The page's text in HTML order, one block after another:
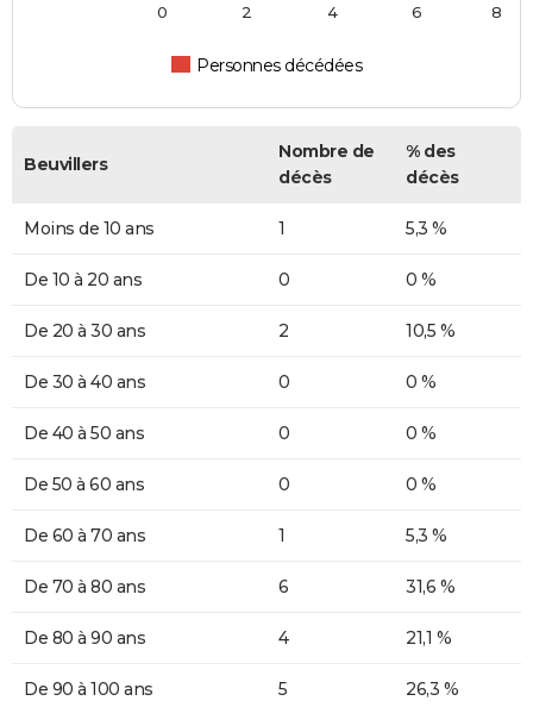
Personnes décédées
0 2 4 6 8
Beuvillers
Nombre de
décès
% des
décès
Moins de 10 ans 1 5,3 %
De 10 à 20 ans 0 0 %
De 20 à 30 ans 2 10,5 %
De 30 à 40 ans 0 0 %
De 40 à 50 ans 0 0 %
De 50 à 60 ans 0 0 %
De 60 à 70 ans 1 5,3 %
De 70 à 80 ans 6 31,6 %
De 80 à 90 ans 4 21,1 %
De 90 à 100 ans 5 26,3 %